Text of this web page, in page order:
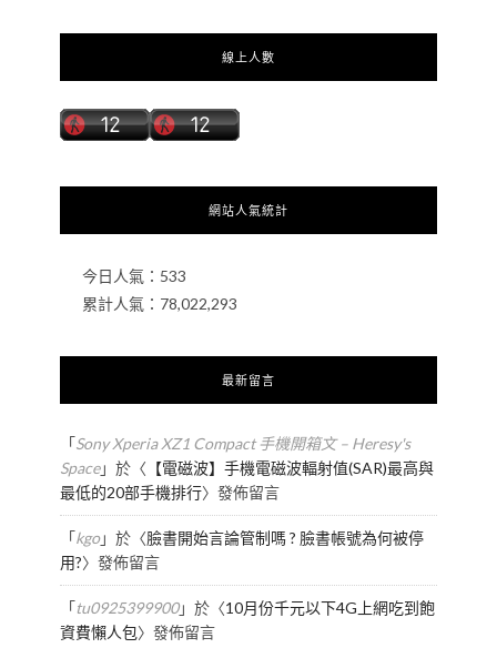
線上人數
網站人氣統計
今日人氣： 533
累計人氣： 78,022,293
最新留言
「Sony Xperia XZ1 Compact 手機開箱文 – Heresy's
Space」於〈 【電磁波】手機電磁波輻射值(SAR)最高與
最低的20部手機排行〉發佈留言
「kgo」於〈臉書開始言論管制嗎 ? 臉書帳號為何被停
用?〉發佈留言
「tu0925399900」於〈10月份千元以下4G上網吃到飽
資費懶人包〉發佈留言